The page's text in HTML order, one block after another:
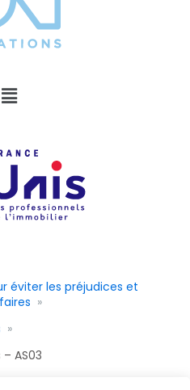
éviter les préjudices et
AS03